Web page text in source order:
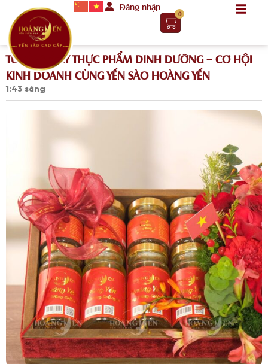
Đăng nhập
0
TUYỂN ĐẠI LÝ THỰC PHẨM DINH DƯỠNG – CƠ HỘI
KINH DOANH CÙNG YẾN SÀO HOÀNG YẾN
1:43 sáng